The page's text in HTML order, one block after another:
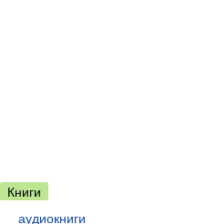
Книги
аудиокниги